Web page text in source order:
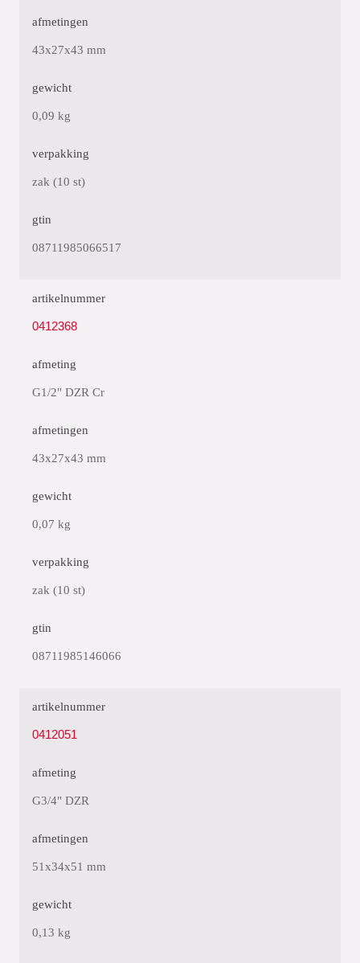
afmetingen
43x27x43 mm
gewicht
0,09 kg
verpakking
zak (10 st)
gtin
08711985066517
artikelnummer
0412368
afmeting
G1/2" DZR Cr
afmetingen
43x27x43 mm
gewicht
0,07 kg
verpakking
zak (10 st)
gtin
08711985146066
artikelnummer
0412051
afmeting
G3/4" DZR
afmetingen
51x34x51 mm
gewicht
0,13 kg